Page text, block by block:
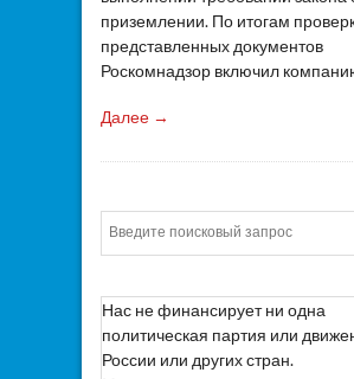
приземлении. По итогам
представленных документов
Роскомнадзор включил
Далее →
Нас не финансирует ни одна
политическая партия или
России или других стран.